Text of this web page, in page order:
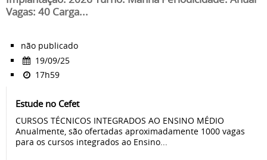
Vagas: 40 Carga...
não publicado
19/09/25
17h59
Estude no Cefet
CURSOS TÉCNICOS INTEGRADOS AO ENSINO MÉDIO
Anualmente, são ofertadas aproximadamente 1000 vagas
para os cursos integrados ao Ensino...